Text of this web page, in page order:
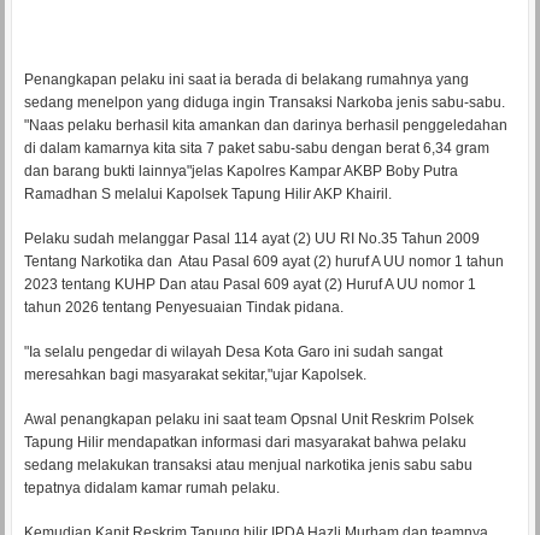
Penangkapan pelaku ini saat ia berada di belakang rumahnya yang
sedang menelpon yang diduga ingin Transaksi Narkoba jenis sabu-sabu.
"Naas pelaku berhasil kita amankan dan darinya berhasil penggeledahan
di dalam kamarnya kita sita 7 paket sabu-sabu dengan berat 6,34 gram
dan barang bukti lainnya"jelas Kapolres Kampar AKBP Boby Putra
Ramadhan S melalui Kapolsek Tapung Hilir AKP Khairil.
Pelaku sudah melanggar Pasal 114 ayat (2) UU RI No.35 Tahun 2009
Tentang Narkotika dan Atau Pasal 609 ayat (2) huruf A UU nomor 1 tahun
2023 tentang KUHP Dan atau Pasal 609 ayat (2) Huruf A UU nomor 1
tahun 2026 tentang Penyesuaian Tindak pidana.
"Ia selalu pengedar di wilayah Desa Kota Garo ini sudah sangat
meresahkan bagi masyarakat sekitar,"ujar Kapolsek.
Awal penangkapan pelaku ini saat team Opsnal Unit Reskrim Polsek
Tapung Hilir mendapatkan informasi dari masyarakat bahwa pelaku
sedang melakukan transaksi atau menjual narkotika jenis sabu sabu
tepatnya didalam kamar rumah pelaku.